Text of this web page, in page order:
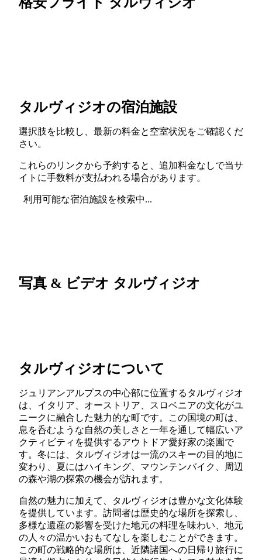
タルヴィジオの宿泊施設
選択肢を比較し、最新の料金と空室状況をご確認くだ
さい。
これらのリンクから予約すると、追加料金なしで当サ
イトに手数料が支払われる場合があります。
利用可能な宿泊施設を検索中...
写真 & ビデオ タルヴィジオ
タルヴィジオについて
ジュリアンアルプスの中心部に位置するタルヴィジオ
は、イタリア、オーストリア、スロベニアの文化がユ
ニークに融合した魅力的な町です。この国境の町は、
息を呑むような自然の美しさと一年を通して幅広いア
クティビティを提供するアウトドア愛好家の楽園で
す。冬には、タルヴィジオは一流のスキーの目的地に
変わり、夏にはハイキング、マウンテンバイク、周辺
の森や湖の探索の機会が訪れます。
自然の魅力に加えて、タルヴィジオは豊かな文化体験
を提供しています。訪問者は歴史的な場所を探索し、
多様な遺産の影響を受けた地元の料理を味わい、地元
の人々の温かいおもてなしを楽しむことができます。
この町の戦略的な場所は、近隣諸国への日帰り旅行に